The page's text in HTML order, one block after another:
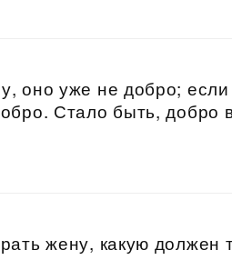
оно уже не добро;
Стало быть, добро
жену, какую должен